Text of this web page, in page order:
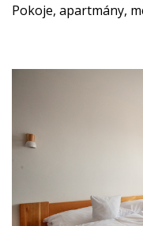
Pokoje, apartmány,